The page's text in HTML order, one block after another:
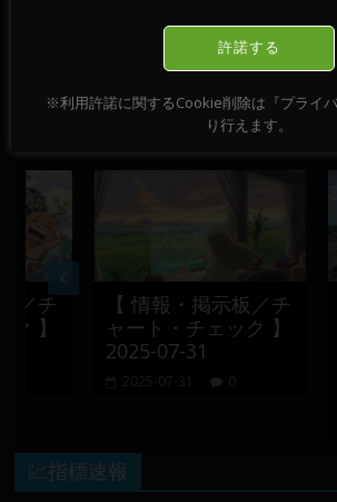
おすすめ記事
【 情報・掲示板／チ
ャート・チェック 】
2025-07-31
2025-07-31
💹指標速報
許諾する
※利用許諾に関するCookie削除は『プライ
り行えます。